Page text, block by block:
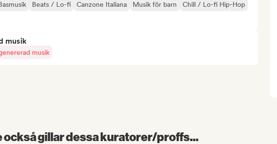
Beats / Lo-fi Canzone Italiana Musik för barn
Chill / Lo-fi Hip-Hop
musik
musik
också gillar dessa kuratorer/proffs...